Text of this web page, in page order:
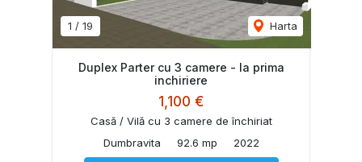
1 / 19 Harta
Duplex Parter cu 3 camere - la prima
inchiriere
1,100 €
Casă / Vilă cu 3 camere de închiriat
Dumbravita
92.6 mp 2022